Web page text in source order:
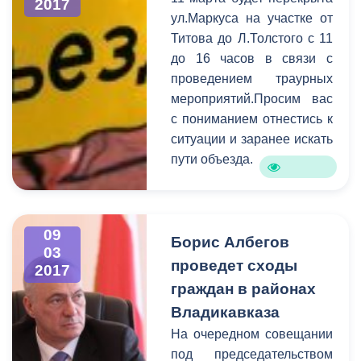
которыми пришли
горожане, к разговору
были приглашены
руководители структурных
подразделений АМС.
Самыми актуальными в
ходе приема стали
коммунальные и
жилищные проблемы,
начинающих
предпринимателей, а
также благоустройство
2017
ул.Маркуса на участке от
Титова до Л.Толстого с 11
до 16 часов в связи с
проведением траурных
мероприятий.Просим вас
с пониманием отнестись к
ситуации и заранее искать
пути объезда.
09
03
2017
Борис Албегов
проведет сходы
граждан в районах
Владикавказа
На очередном совещании
под председательством